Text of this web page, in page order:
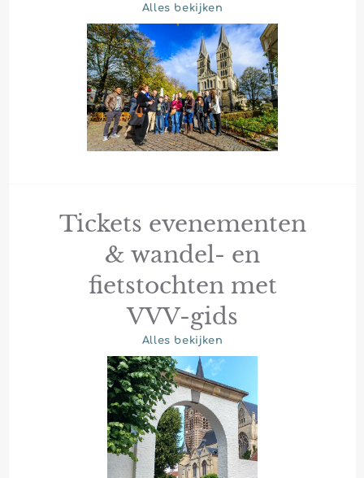
Alles bekijken
Tickets evenementen
& wandel- en
fietstochten met
VVV-gids
Alles bekijken